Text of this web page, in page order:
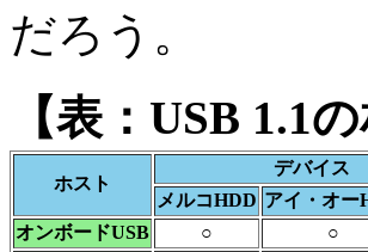
だろう。
【表：USB 1.1
ホスト
デバイス
メルコHDD アイ・オー
オンボードUSB
○ ○